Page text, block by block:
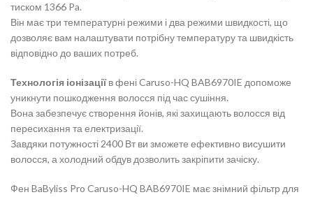
тиском 1366 Pa.
Він має три температурні режими і два режими швидкості, що
дозволяє вам налаштувати потрібну температуру та швидкість
відповідно до ваших потреб.
Технологія іонізаціїв фені Caruso-HQ BAB6970IE допоможе
уникнути пошкодження волосся під час сушіння.
Вона забезпечує створення йонів, які захищають волосся від
пересихання та електризації.
Завдяки потужності 2400 Вт ви зможете ефективно висушити
волосся, а холодний обдув дозволить закріпити зачіску.
Фен BaByliss Pro Caruso-HQ BAB6970IE має знімний фільтр для